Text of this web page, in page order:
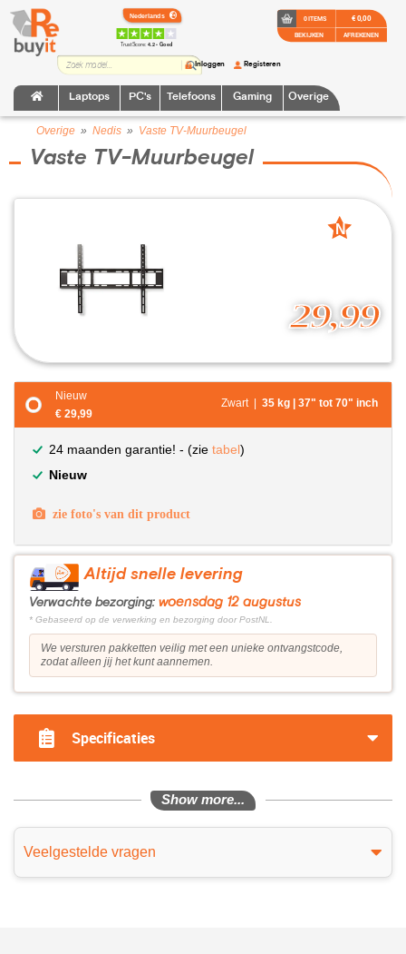
TrustScore:4.2 • Goed
Laptops PC's Telefoons Gaming Overige
Inloggen Registeren
0 ITEMS
BEKIJKEN
€ 0,00
AFREKENEN
Overige » Nedis » Vaste TV-Muurbeugel
Vaste TV-Muurbeugel
29,99
N
Nieuw
€ 29,99
Zwart | 35 kg | 37" tot 70" inch
24 maanden garantie! - (zie tabel)
Nieuw
zie foto's van dit product
Altijd snelle levering
Verwachte bezorging: woensdag 12 augustus
* Gebaseerd op de verwerking en bezorging door PostNL.
We versturen pakketten veilig met een unieke ontvangstcode,
zodat alleen jij het kunt aannemen.
Specificaties
Show more...
Veelgestelde vragen